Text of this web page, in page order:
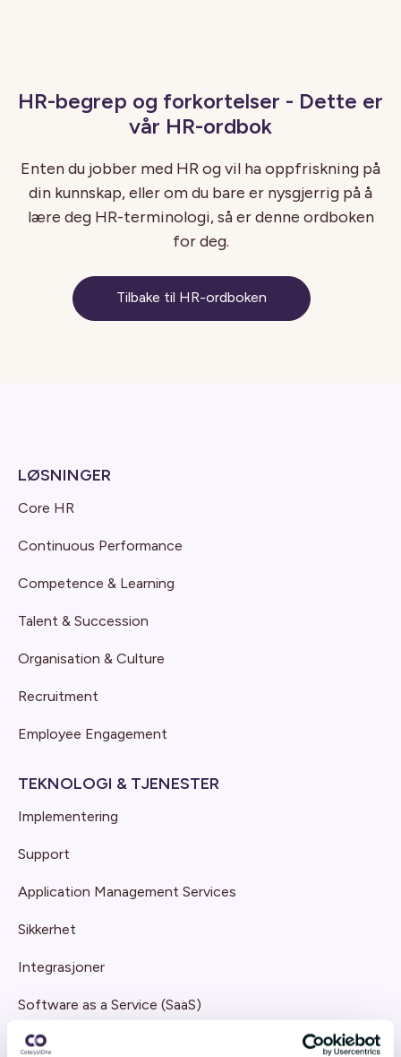
HR-begrep og forkortelser - Dette er
vår HR-ordbok
Enten du jobber med HR og vil ha oppfriskning på
din kunnskap, eller om du bare er nysgjerrig på å
lære deg HR-terminologi, så er denne ordboken
for deg.
Tilbake til HR-ordboken
LØSNINGER
Core HR
Continuous Performance
Competence & Learning
Talent & Succession
Organisation & Culture
Recruitment
Employee Engagement
TEKNOLOGI & TJENESTER
Implementering
Support
Application Management Services
Sikkerhet
Integrasjoner
Software as a Service (SaaS)
Skybaserte tjenester og arkitektur